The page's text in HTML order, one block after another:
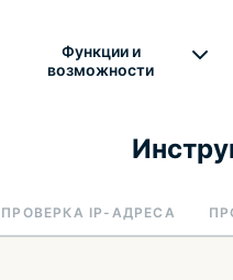
Функции и
возможности
ПРОВЕРКА IP-АДРЕСА